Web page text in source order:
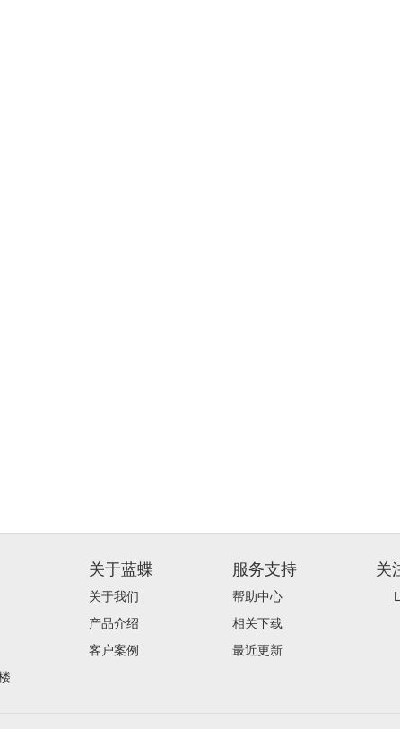
关于蓝蝶
关于我们
产品介绍
客户案例
服务支持
帮助中心
相关下载
最近更新
关